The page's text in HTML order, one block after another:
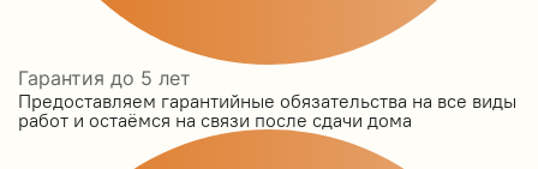
Гарантия до 5 лет
Предоставляем гарантийные обязательства на все виды
работ и остаёмся на связи после сдачи дома